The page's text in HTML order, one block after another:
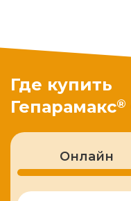
Где купить
Гепарамакс®
Онлайн